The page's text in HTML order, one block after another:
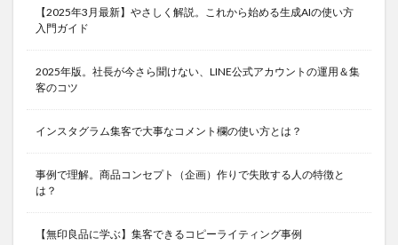
【2025年3月最新】やさしく解説。これから始める生成AIの使い方
入門ガイド
2025年版。社長が今さら聞けない、LINE公式アカウントの運用＆集
客のコツ
インスタグラム集客で大事なコメント欄の使い方とは？
事例で理解。商品コンセプト（企画）作りで失敗する人の特徴と
は？
【無印良品に学ぶ】集客できるコピーライティング事例